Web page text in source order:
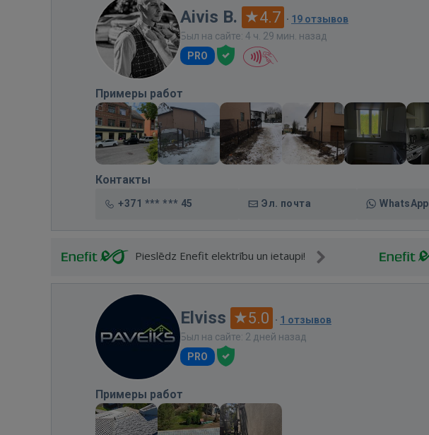
Aivis B. 4.7 · 19 отзывов
Был на сайте: 4 ч. 29 мин. назад
PRO
Примеры работ
Контакты
+371 *** *** 45 Эл. почта WhatsApp
Pieslēdz Enefit elektrību un ietaupi!
Elviss 5.0 · 1 отзывов
Был на сайте: 2 дней назад
PRO
Примеры работ